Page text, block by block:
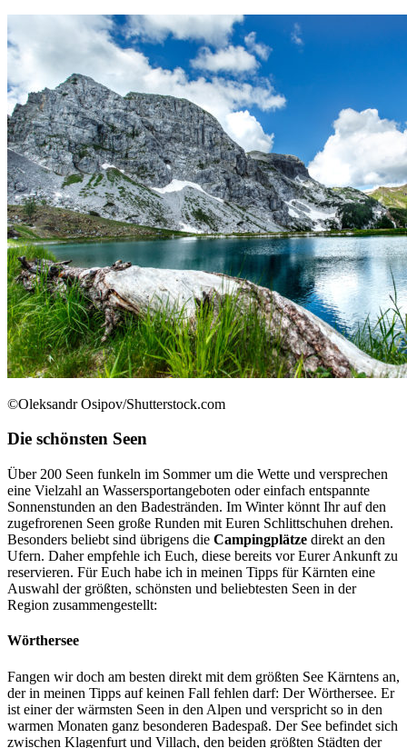
©Oleksandr Osipov/Shutterstock.com
Die schönsten Seen
Über 200 Seen funkeln im Sommer um die Wette und versprechen
eine Vielzahl an Wassersportangeboten oder einfach entspannte
Sonnenstunden an den Badestränden. Im Winter könnt Ihr auf den
zugefrorenen Seen große Runden mit Euren Schlittschuhen drehen.
Besonders beliebt sind übrigens die Campingplätze direkt an den
Ufern. Daher empfehle ich Euch, diese bereits vor Eurer Ankunft zu
reservieren. Für Euch habe ich in meinen Tipps für Kärnten eine
Auswahl der größten, schönsten und beliebtesten Seen in der
Region zusammengestellt:
Wörthersee
Fangen wir doch am besten direkt mit dem größten See Kärntens an,
der in meinen Tipps auf keinen Fall fehlen darf: Der Wörthersee. Er
ist einer der wärmsten Seen in den Alpen und verspricht so in den
warmen Monaten ganz besonderen Badespaß. Der See befindet sich
zwischen Klagenfurt und Villach, den beiden größten Städten der